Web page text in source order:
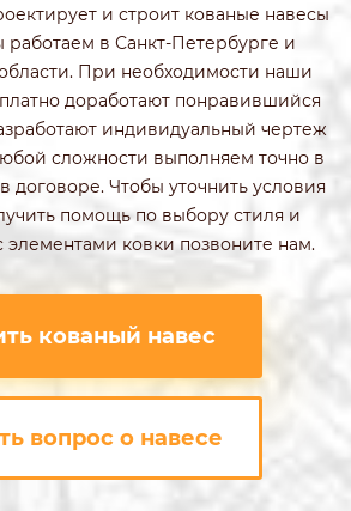
и строит кованые навесы
работаем в Санкт-Петербурге и
При необходимости наши
доработают понравившийся
индивидуальный чертеж
сложности выполняем точно в
договоре. Чтобы уточнить условия
помощь по выбору стиля и
элементами ковки позвоните нам.
кованый навес
вопрос о навесе